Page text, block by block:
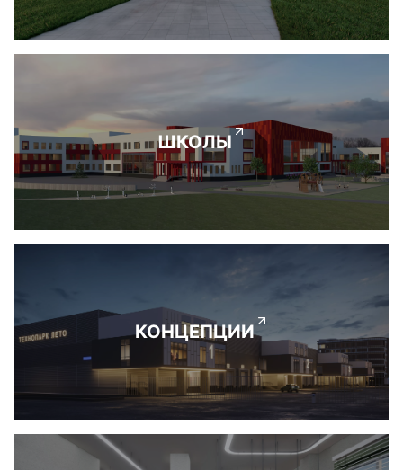
ШКОЛЫ
КОНЦЕПЦИИ